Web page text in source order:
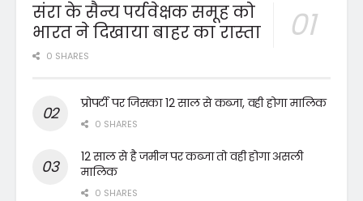
संरा के सैन्य पर्यवेक्षक समूह को
भारत ने दिखाया बाहर का रास्ता
0 SHARES
प्रोपर्टी पर जिसका 12 साल से कब्जा, वही होगा मालिक
0 SHARES
12 साल से है जमीन पर कब्जा तो वही होगा असली
मालिक
0 SHARES